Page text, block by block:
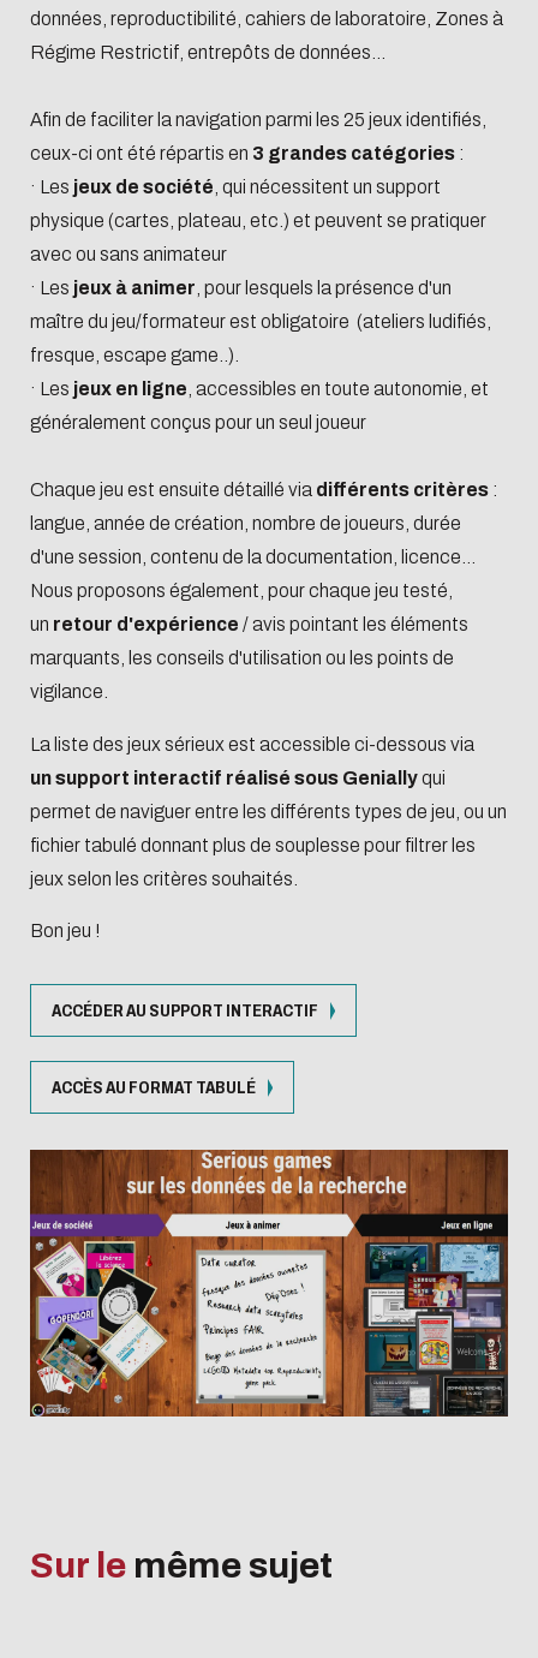
données, reproductibilité, cahiers de laboratoire, Zones à
Régime Restrictif, entrepôts de données...
Afin de faciliter la navigation parmi les 25 jeux identifiés,
ceux-ci ont été répartis en 3 grandes catégories :
· Les jeux de société , qui nécessitent un support
physique (cartes, plateau, etc.) et peuvent se pratiquer
avec ou sans animateur
· Les jeux à animer , pour lesquels la présence d'un
maître du jeu/formateur est obligatoire (ateliers ludifiés,
fresque, escape game..).
· Les jeux en ligne , accessibles en toute autonomie, et
généralement conçus pour un seul joueur
Chaque jeu est ensuite détaillé via différents critères :
langue, année de création, nombre de joueurs, durée
d'une session, contenu de la documentation, licence...
Nous proposons également, pour chaque jeu testé,
un retour d'expérience / avis pointant les éléments
marquants, les conseils d'utilisation ou les points de
vigilance.
La liste des jeux sérieux est accessible ci-dessous via
un support interactif réalisé sous Geniallyqui
permet de naviguer entre les différents types de jeu, ou un
fichier tabulé donnant plus de souplesse pour filtrer les
jeux selon les critères souhaités.
Bon jeu !
ACCÉDER AU SUPPORT INTERACTIF
ACCÈS AU FORMAT TABULÉ
Sur le même sujet